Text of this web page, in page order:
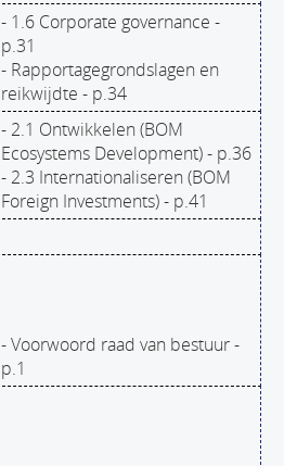
- 1.6 Corporate governance -
p.31
- Rapportagegrondslagen en
reikwijdte - p.34
- 2.1 Ontwikkelen (BOM
Ecosystems Development) - p.36
- 2.3 Internationaliseren (BOM
Foreign Investments) - p.41
- Voorwoord raad van bestuur -
p.1